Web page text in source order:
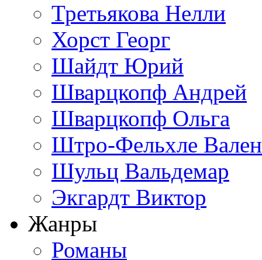
Третьякова Нелли
Хорст Георг
Шайдт Юрий
Шварцкопф Андрей
Шварцкопф Ольга
Штро-Фельхле
Шульц Вальдемар
Экгардт Виктор
Жанры
Романы